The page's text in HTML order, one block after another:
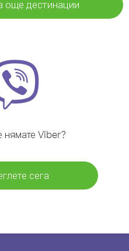
още дестинации
нямате Viber?
сега